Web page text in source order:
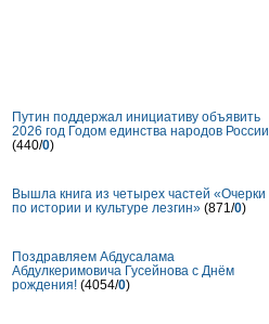
Путин поддержал инициативу объявить
2026 год Годом единства народов России
(440/0)
Вышла книга из четырех частей «Очерки
по истории и культуре лезгин» (871/0)
Поздравляем Абдусалама
Абдулкеримовича Гусейнова с Днём
рождения! (4054/0)